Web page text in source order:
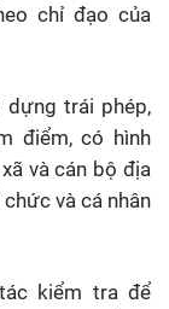
chỉ đạo của
dựng trái phép,
điểm, có hình
và cán bộ địa
và cá nhân
kiểm tra để